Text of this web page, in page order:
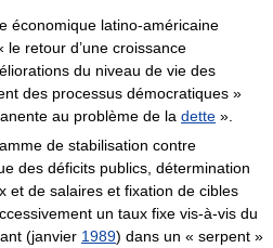
économique latino-américaine
le retour d’une croissance
du niveau de vie des
des processus démocratiques »
au problème de la dette ».
de stabilisation contre
des déficits publics, détermination
et de salaires et fixation de cibles
un taux fixe vis-à-vis du
(janvier 1989) dans un « serpent »